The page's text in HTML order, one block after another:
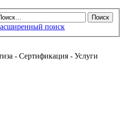
поиск
Сертификация - Услуги